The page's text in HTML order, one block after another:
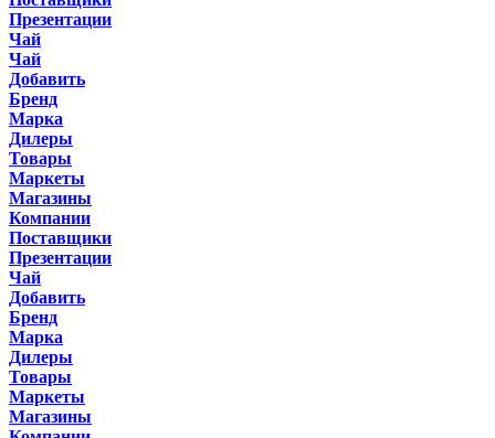
Презентации
Чай
Чай
Добавить
Бренд
Марка
Дилеры
Товары
Маркеты
Магазины
Компании
Поставщики
Презентации
Чай
Добавить
Бренд
Марка
Дилеры
Товары
Маркеты
Магазины